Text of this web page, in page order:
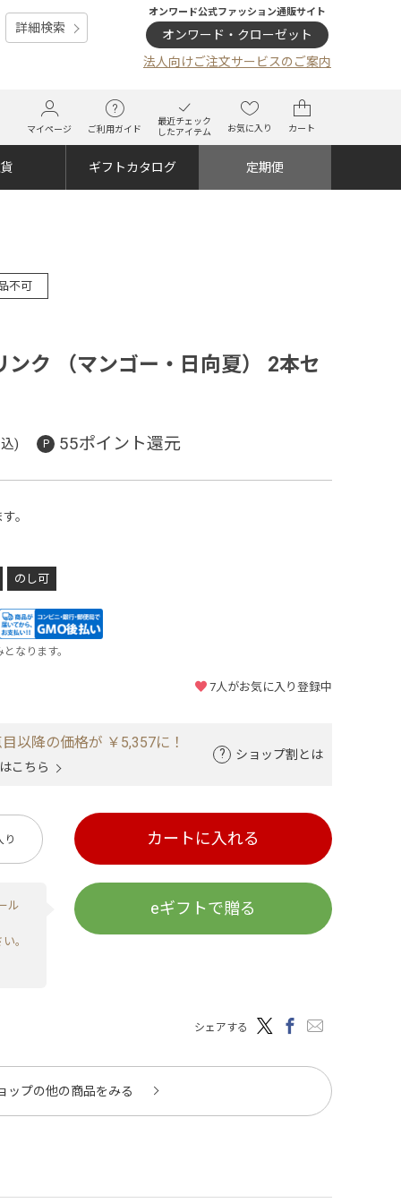
詳細検索
オンワード公式ファッション通販サイト
オンワード・クローゼット
法人向けご注文サービスのご案内
マイページ ご利用ガイド
最近チェック
したアイテム
お気に入り カート
ギフトカタログ 定期便
不可
ク （マンゴー・日向夏） 2本セ
) 55ポイント還元
。
のし可
なります。
7人がお気に入り登録中
以降の価格が ￥5,357に！
こちら
ショップ割とは
り カートに入れる
ル
。
eギフトで贈る
シェアする
ップの他の商品をみる